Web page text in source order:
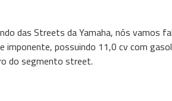
das Streets da Yamaha, nós vamos
possuindo 11,0 cv com
do segmento street.